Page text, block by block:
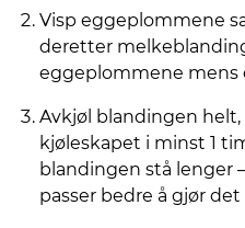
Visp eggeplommene
deretter
eggeplommene mens
Avkjøl blandingen
kjøleskapet i minst 1
blandingen stå lenger
passer bedre å gjør